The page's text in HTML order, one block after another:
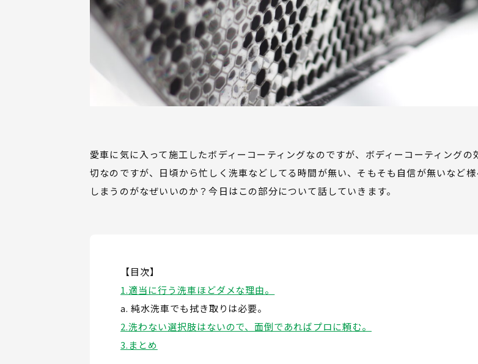
愛車に気に入って施工したボディーコーティングなのですが、ボディーコーティング
切なのですが、日頃から忙しく洗車などしてる時間が無い、そもそも自信が無いなど
しまうのがなぜいいのか？今日はこの部分について話していきます。
【目次】
適当に行う洗車ほどダメな理由。
純水洗車でも拭き取りは必要。
洗わない選択肢はないので、面倒であればプロに頼む。
まとめ